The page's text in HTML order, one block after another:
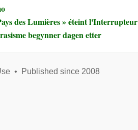
des Lumières » éteint l'Interrupteur
begynner dagen etter
• Published since 2008